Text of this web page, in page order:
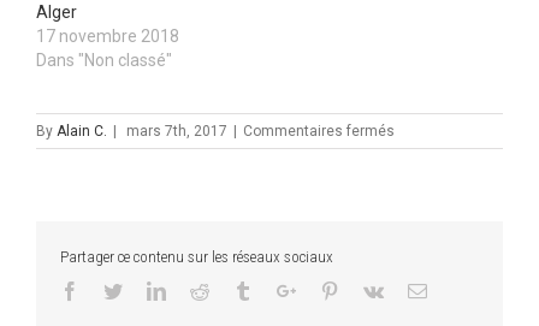
Alger
17 novembre 2018
Dans "Non classé"
By Alain C. | mars 7th, 2017 | Commentaires fermés
Bibi
Partager ce contenu sur les réseaux sociaux
Facebook
TwitterLinkedinReddit TumblrGoogle+Pinterest
Vk Email